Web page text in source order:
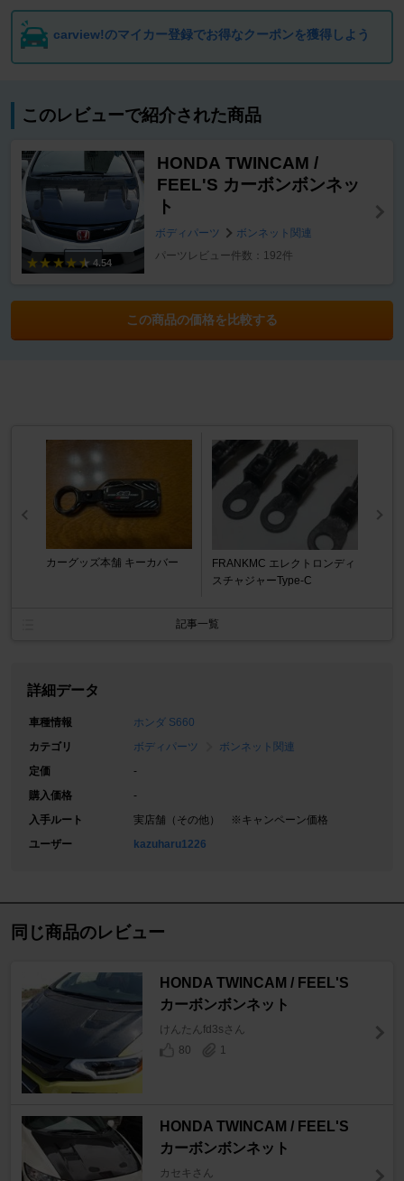
carview!のマイカー登録でお得なクーポンを獲得しよう
このレビューで紹介された商品
4.54
HONDA TWINCAM /
FEEL'S カーボンボンネッ
ト
ボディパーツ
ボンネット関連
パーツレビュー件数：192件
この商品の価格を比較する
カーグッズ本舗 キーカバー
FRANKMC エレクトロンディ
スチャジャーType-C
記事一覧
詳細データ
車種情報
ホンダ S660
カテゴリ
ボディパーツ
ボンネット関連
定価
-
購入価格
-
入手ルート
実店舗（その他） ※キャンペーン価格
ユーザー
kazuharu1226
同じ商品のレビュー
HONDA TWINCAM / FEEL'S
カーボンボンネット
けんたんfd3sさん
80
1
HONDA TWINCAM / FEEL'S
カーボンボンネット
カセキさん